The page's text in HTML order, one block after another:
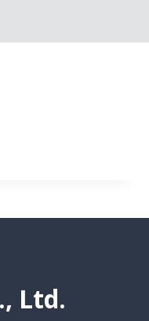
Ltd.